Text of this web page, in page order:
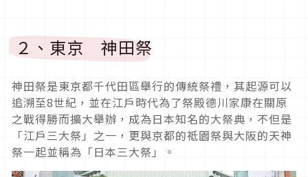
２、東京 神田祭
神田祭是東京都千代田區舉行的傳統祭禮，其起源可以
追溯至8世紀，並在江戶時代為了祭殿德川家康在關原
之戰得勝而擴大舉辦，成為日本知名的大祭典，不但是
「江戶三大祭」之一，更與京都的祗園祭與大阪的天神
祭一起並稱為「日本三大祭」。